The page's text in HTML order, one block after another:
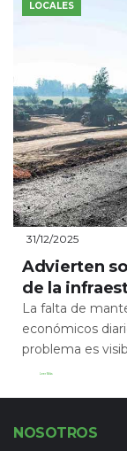
LOCALES
31/12/2025
Advierten
de la
La falta de
económicos
problema es
Leer Más
NOSOTROS